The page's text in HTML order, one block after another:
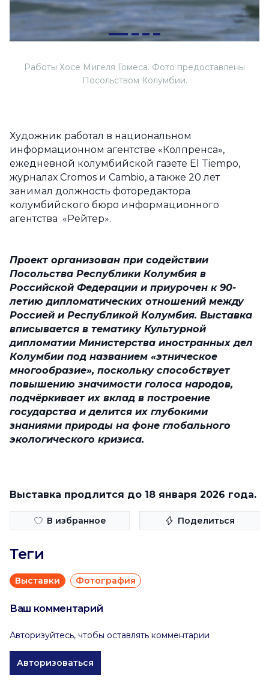
Работы Хосе Мигеля Гомеса. Фото предоставлены
Посольством Колумбии.
Художник работал в национальном
информационном агентстве «Колпренса»,
ежедневной колумбийской газете El Tiempo,
журналах Cromos и Cambio, а также 20 лет
занимал должность фоторедактора
колумбийского бюро информационного
агентства «Рейтер».
Проект организован при содействии
Посольства Республики Колумбия в
Российской Федерации и приурочен к 90-
летию дипломатических отношений между
Россией и Республикой Колумбия. Выставка
вписывается в тематику Культурной
дипломатии Министерства иностранных дел
Колумбии под названием «этническое
многообразие», поскольку способствует
повышению значимости голоса народов,
подчёркивает их вклад в построение
государства и делится их глубокими
знаниями природы на фоне глобального
экологического кризиса.
Выставка продлится до 18 января 2026 года.
В избранное Поделиться
Теги
Выставки Фотография
Ваш комментарий
Авторизуйтесь, чтобы оставлять комментарии
Авторизоваться